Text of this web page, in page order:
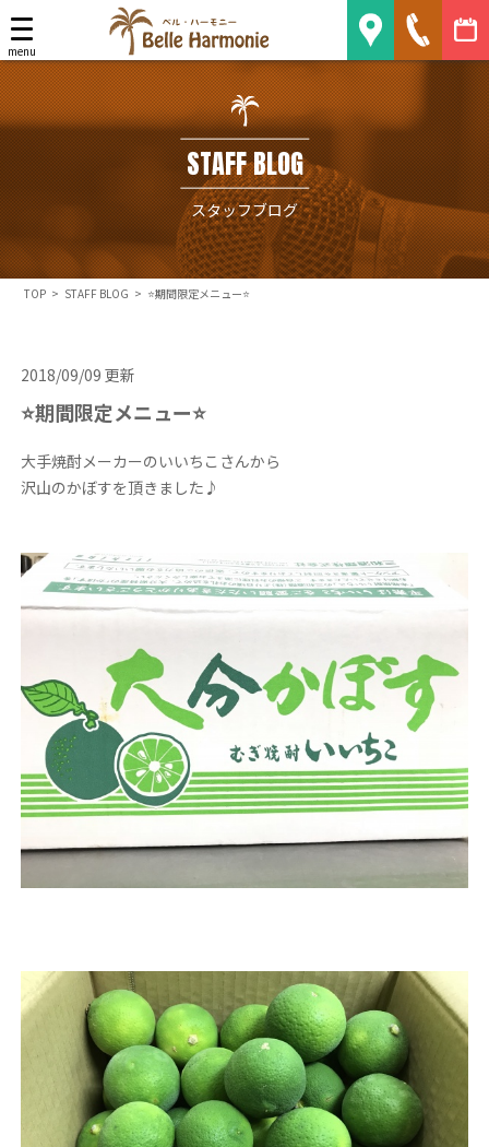
menu
STAFF BLOG
スタッフブログ
TOP > STAFF BLOG > ⭐️期間限定メニュー⭐️
2018/09/09 更新
⭐️期間限定メニュー⭐️
大手焼酎メーカーのいいちこさんから
沢山のかぼすを頂きました♪